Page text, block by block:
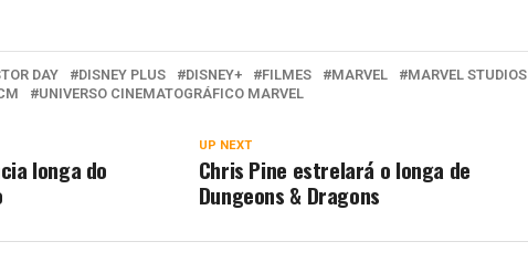
DAY DISNEY PLUS DISNEY+ FILMES MARVEL
MARVEL STUDIOS
UNIVERSO CINEMATOGRÁFICO MARVEL
UP NEXT
Chris Pine estrelará o longa de
Dungeons & Dragons
longa do